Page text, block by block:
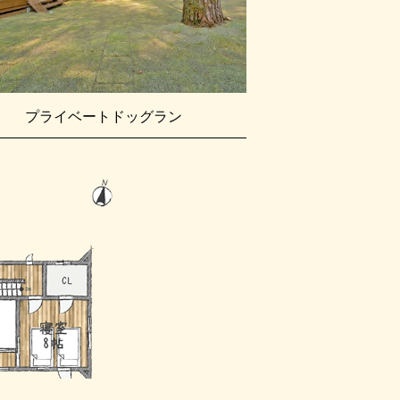
プライベートドッグラン